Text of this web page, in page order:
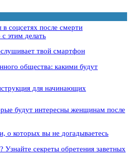
соцсетях после смерти
с этим делать
твой смартфон
общества: какими будут
для начинающих
будут интересны женщинам после
о которых вы не догадываетесь
Узнайте секреты обретения заветных